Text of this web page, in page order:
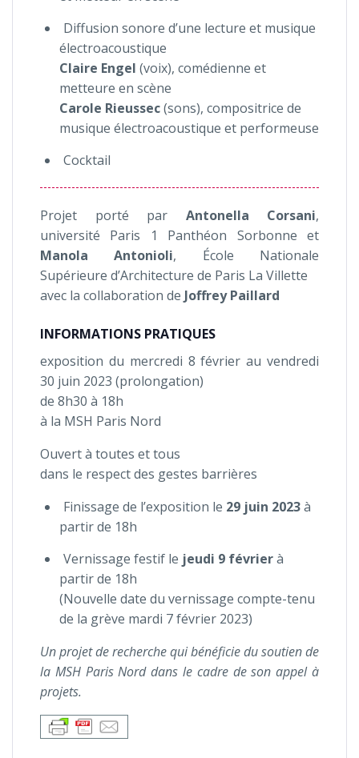
Diffusion sonore d’une lecture et musique
électroacoustique
Claire Engel (voix), comédienne et
metteure en scène
Carole Rieussec(sons), compositrice de
musique électroacoustique et performeuse
Cocktail
Projet porté par Antonella Corsani,
université Paris 1 Panthéon Sorbonne et
Manola Antonioli, École Nationale
Supérieure d’Architecture de Paris La Villette
avec la collaboration de Joffrey Paillard
INFORMATIONS PRATIQUES
exposition du mercredi 8 février au vendredi
30 juin 2023 (prolongation)
de 8h30 à 18h
à la MSH Paris Nord
Ouvert à toutes et tous
dans le respect des gestes barrières
Finissage de l’exposition le 29 juin 2023à
partir de 18h
Vernissage festif le jeudi 9 févrierà
partir de 18h
(Nouvelle date du vernissage compte-tenu
de la grève mardi 7 février 2023)
Un projet de recherche qui bénéficie du soutien de
la MSH Paris Nord dans le cadre de son appel à
projets.